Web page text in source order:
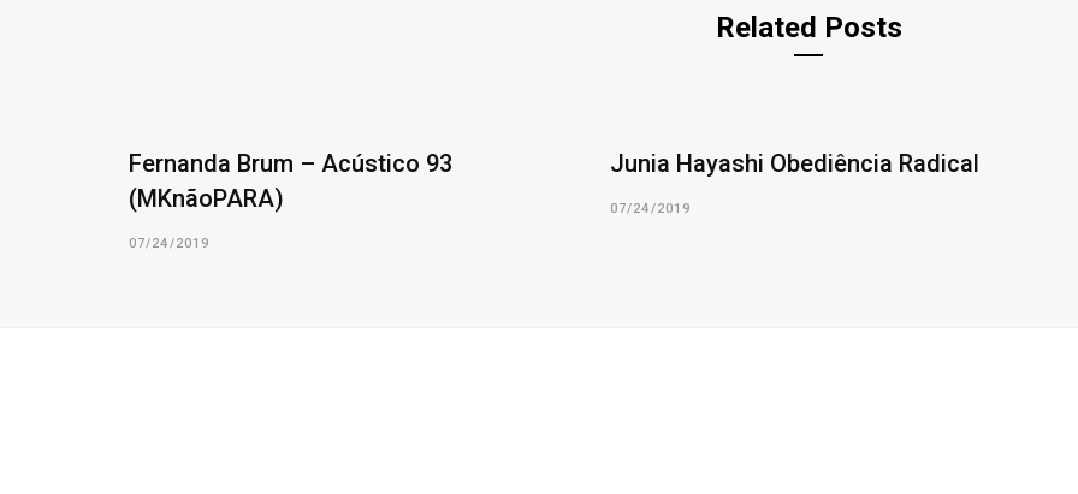
Related Posts
Fernanda Brum – Acústico 93
(MKnãoPARA)
07/24/2019
Junia Hayashi Obediência Radical
07/24/2019